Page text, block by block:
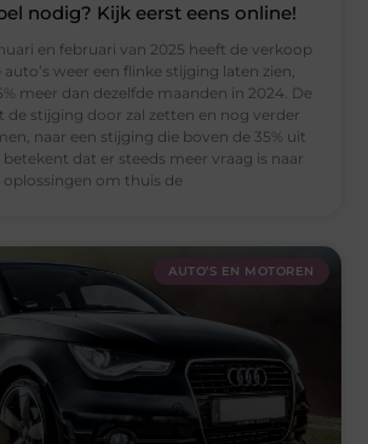
nodig? Kijk eerst eens online!
en februari van 2025 heeft de verkoop
weer een flinke stijging laten zien,
meer dan dezelfde maanden in 2024. De
de stijging door zal zetten en nog verder
naar een stijging die boven de 35% uit
dat er steeds meer vraag is naar
om thuis de
AUTO’S EN MOTOREN